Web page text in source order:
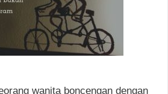
wanita boncengan dengan